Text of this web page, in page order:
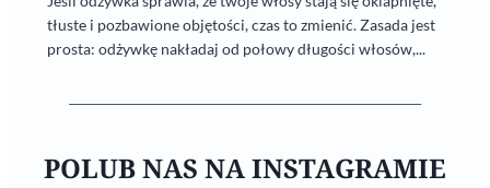
tłuste i pozbawione objętości, czas to zmienić. Zasada jest
prosta: odżywkę nakładaj od połowy długości włosów,...
POLUB NAS NA INSTAGRAMIE